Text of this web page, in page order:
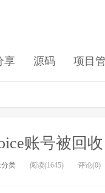
享 源码 项目
账号被回
类 阅读(1645) 评论(0)